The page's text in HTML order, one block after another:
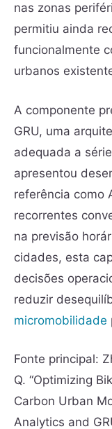
nas zonas
permitiu ainda
funcionalmente
urbanos
A componente
GRU, uma
adequada a
apresentou
referência como
recorrentes
na previsão
cidades, esta
decisões
reduzir
micromobilidade
Fonte principal:
Q. “Optimizing
Carbon Urban
Analytics and